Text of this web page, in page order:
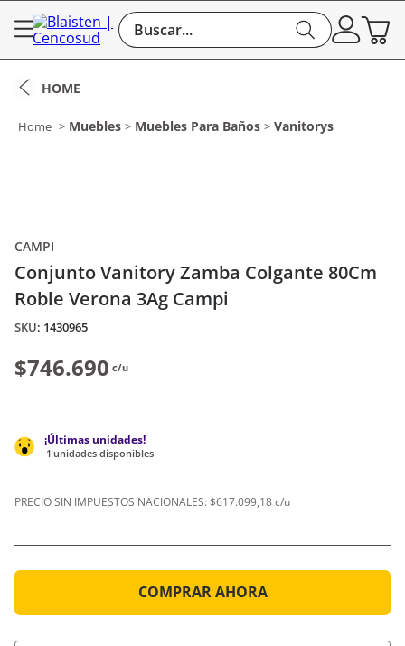
Buscar...
Muebles Muebles Para Baños Vanitorys
CAMPI
Conjunto Vanitory Zamba Colgante 80Cm
Roble Verona 3Ag Campi
: 1430965
$746.690 c/u
1 unidades disponibles
PRECIO SIN IMPUESTOS NACIONALES:$617.099,18 c/u
COMPRAR AHORA